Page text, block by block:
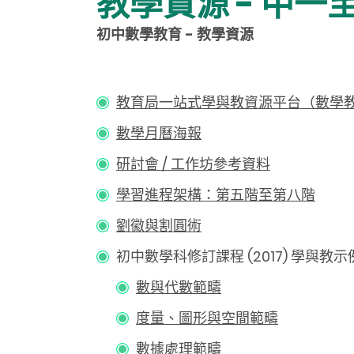
初中數學教育 - 教學資源
教育局一站式學與教資源平台（數學教
數學月曆海報
研討會 / 工作坊參考資料
學習進程架構：第五階至第八階
劉徽與割圓術
初中數學科修訂課程 (2017) 學與教示
數與代數範疇
度量、圖形與空間範疇
數據處理範疇